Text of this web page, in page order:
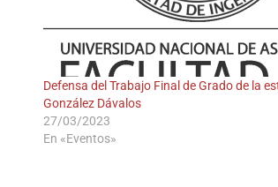
Defensa del Trabajo Final de Grado de la
González Dávalos
27/03/2023
En «Eventos»